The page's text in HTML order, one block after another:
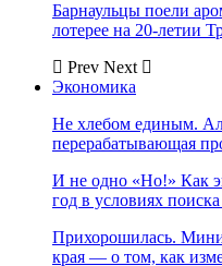
Барнаульцы поели
лотерее на 20-летии
Prev Next
Экономика
Не хлебом единым.
перерабатывающая
И не одно «Но!» Как
год в условиях
Прихорошилась.
края — о том, как